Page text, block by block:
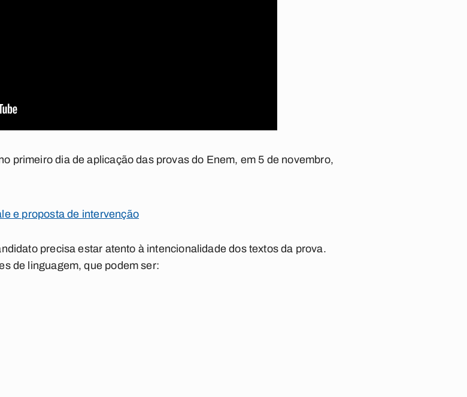
primeiro dia de aplicação das provas do Enem, em 5 de novembro,
e proposta de intervenção
precisa estar atento à intencionalidade dos textos da prova.
de linguagem, que podem ser: